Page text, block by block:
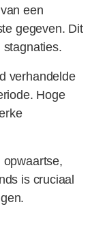
een
gegeven. Dit
stagnaties.
verhandelde
Hoge
opwaartse,
is cruciaal